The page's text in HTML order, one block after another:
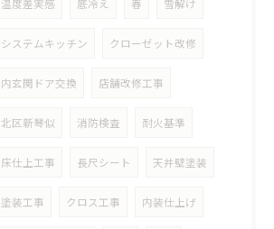
温度差実感 底冷え 春 雪解け
システムキッチン クローゼット改修
内玄関ドア交換 店舗改修工事
北区新琴似 消防検査 耐火基準
床仕上工事 長尺シート 天井壁塗装
塗装工事 クロス工事 内装仕上げ